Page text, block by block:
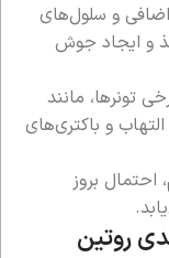
اضافی و سلول‌های
و ایجاد جوش
تونرها، مانند
و باکتری‌های
بروز
روتین